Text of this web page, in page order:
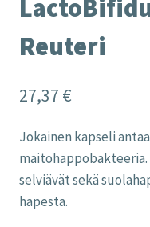
Reuteri
27,37 €
Jokainen kapseli
selviävät sekä
hapesta.